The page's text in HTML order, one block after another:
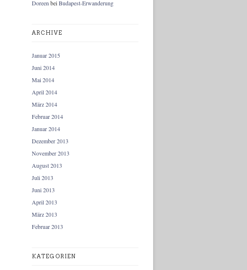
Doreen beiBudapest-Erwanderung
ARCHIVE
Januar 2015
Juni 2014
Mai 2014
April 2014
März 2014
Februar 2014
Januar 2014
Dezember 2013
November 2013
August 2013
Juli 2013
Juni 2013
April 2013
März 2013
Februar 2013
KATEGORIEN